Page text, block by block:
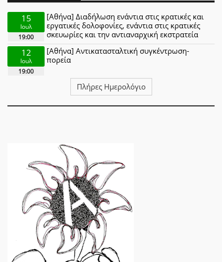
15
Ιουλ
19:00
[Αθήνα] Διαδήλωση ενάντια στις κρατικές και
εργατικές δολοφονίες, ενάντια στις κρατικές
σκευωρίες και την αντιαναρχική εκστρατεία
12
Ιουλ
19:00
[Αθήνα] Αντικατασταλτική συγκέντρωση-
πορεία
Πλήρες Ημερολόγιο